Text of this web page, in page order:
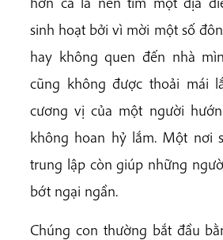
sinh hoạt bởi vì mời một số
hay không quen đến nhà
cũng không được thoải mái
cương vị của một người
không hoan hỷ lắm. Một nơi
trung lập còn giúp những
bớt ngại ngần.
Chúng con thường bắt đầu